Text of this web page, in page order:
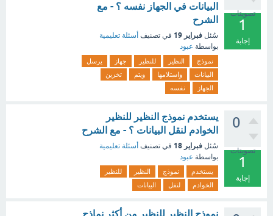
تصويتات
1
إجابة
البيانات في الجهاز نفسه ؟ - مع
الشرح
سُئل فبراير 19 في تصنيف أسئلة تعليمية
بواسطة عبود
نموذج النظير للنظير جهاز
يرسل
البيانات
واستلامها ويتم
تخزين
الجهاز
نفسه
0
تصويتات
1
إجابة
يستخدم نموذج النظير للنظير
الخوادم لنقل البيانات ؟ - مع الشرح
سُئل فبراير 18 في تصنيف أسئلة تعليمية
بواسطة عبود
يستخدم نموذج النظير
للنظير
الخوادم
لنقل البيانات